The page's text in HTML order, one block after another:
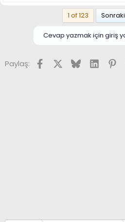
1 of 123 Sonraki
Cevap yazmak için giriş
Paylaş: FacebookX (Twitter)
BlueskyLinkedIn